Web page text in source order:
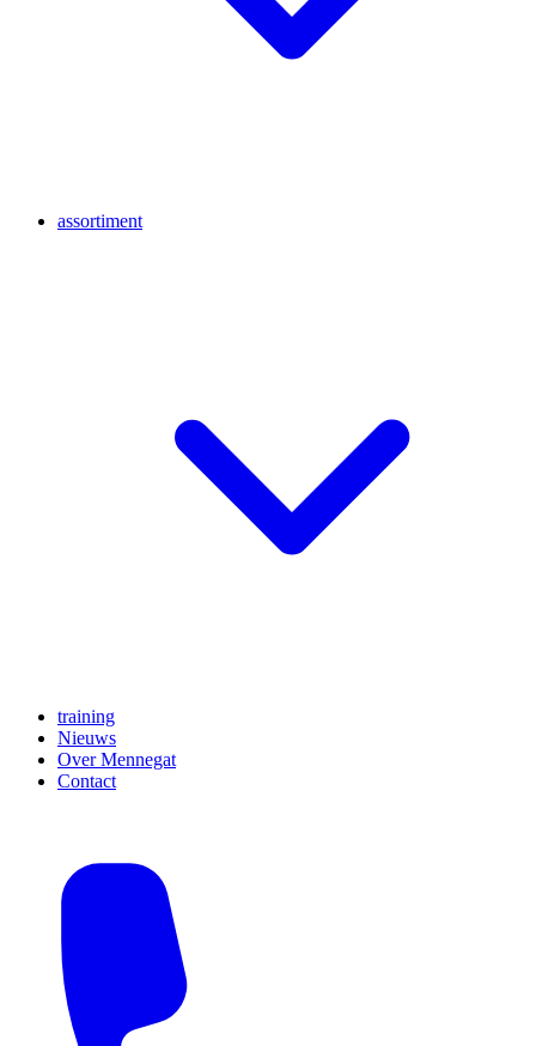
assortiment
training
Nieuws
Over Mennegat
Contact